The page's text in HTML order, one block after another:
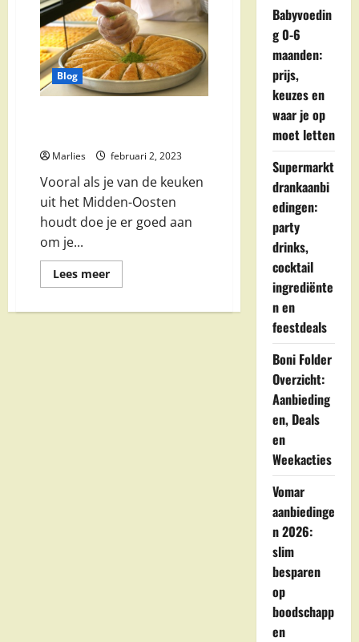
Blog
Marlies februari 2, 2023
Vooral als je van de keuken
uit het Midden-Oosten
houdt doe je er goed aan
om je...
Lees meerLees
meer
Babyvoedin
g 0-6
maanden:
prijs,
keuzes en
waar je op
moet letten
Supermarkt
drankaanbi
edingen:
party
drinks,
cocktail
ingrediënte
n en
feestdeals
Boni Folder
Overzicht:
Aanbieding
en, Deals
en
Weekacties
Vomar
aanbiedinge
n 2026:
slim
besparen
op
boodschapp
en